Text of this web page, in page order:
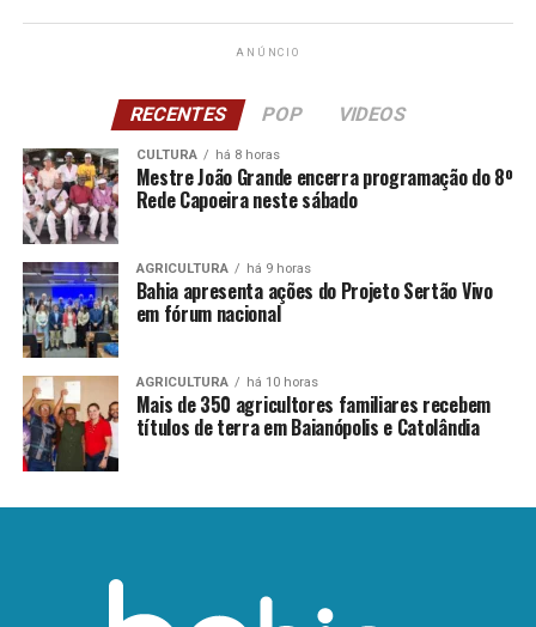
ANÚNCIO
RECENTES POP VIDEOS
CULTURA há 8 horas
Mestre João Grande encerra programação do 8º
Rede Capoeira neste sábado
AGRICULTURA há 9 horas
Bahia apresenta ações do Projeto Sertão Vivo
em fórum nacional
AGRICULTURA há 10 horas
Mais de 350 agricultores familiares recebem
títulos de terra em Baianópolis e Catolândia